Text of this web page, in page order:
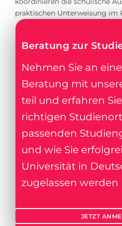
praktischen Unterweisung im
Beratung zur
Nehmen Sie an
Beratung mit
teil und erfahren
richtigen
passenden
und wie Sie
Universität in
zugelassen werden
JETZT